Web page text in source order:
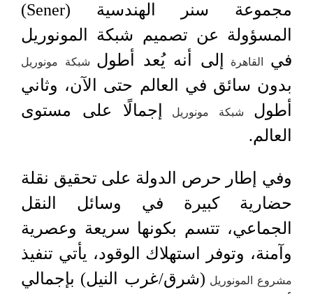
مجموعة سنر الهندسية (Sener)
المسؤولة عن تصميم شبكة المونوريل
في القاهرة إلى أنه يُعد أطول شبكة مونوريل
بدون سائق في العالم حتى الآن، وثاني
أطول شبكة مونوريل
إجمالًا على مستوى
العالم.
وفي إطار حرص الدولة على تحقيق نقلة
حضارية كبيرة في وسائل النقل
الجماعي، تتسم بكونها سريعة وعصرية
وآمنة، وتوفر استهلاك الوقود، يأتي تنفيذ
مشروع المونوريل (شرق/غرب النيل) بإجمالي